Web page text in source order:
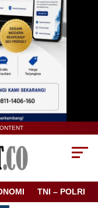
TNI – POLRI